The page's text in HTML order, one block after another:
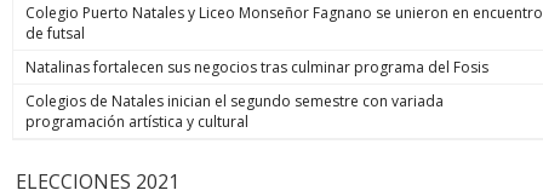
Colegio Puerto Natales y Liceo Monseñor Fagnano se unieron en encuentro
de futsal
Natalinas fortalecen sus negocios tras culminar programa del Fosis
Colegios de Natales inician el segundo semestre con variada
programación artística y cultural
ELECCIONES 2021